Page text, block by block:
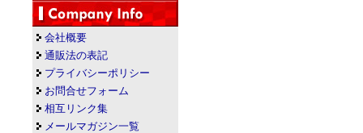
会社概要
通販法の表記
プライバシーポリシー
お問合せフォーム
相互リンク集
メールマガジン一覧